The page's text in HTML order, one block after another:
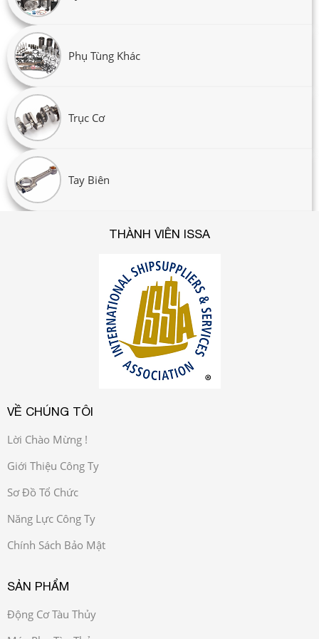
Phụ Tùng Khác
Trục Cơ
Tay Biên
THÀNH VIÊN ISSA
VỀ CHÚNG TÔI
Lời Chào Mừng !
Giới Thiệu Công Ty
Sơ Đồ Tổ Chức
Năng Lực Công Ty
Chính Sách Bảo Mật
SẢN PHẨM
Động Cơ Tàu Thủy